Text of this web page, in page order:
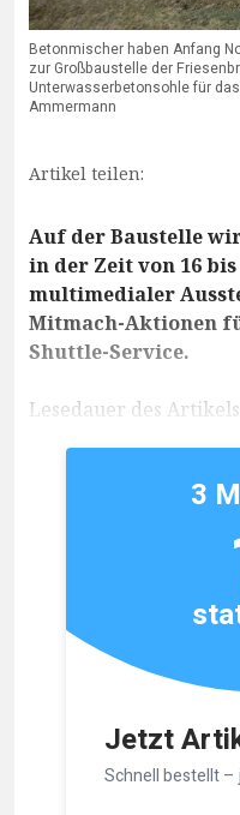
Betonmischer haben Anfang
zur Großbaustelle der
Unterwasserbetonsohle für
Ammermann
Artikel teilen:
Auf der Baustelle
in der Zeit von 16
multimedialer
Mitmach-Aktionen
Shuttle-Service.
Lesedauer des
Jetzt
Schnell bestellt –
3